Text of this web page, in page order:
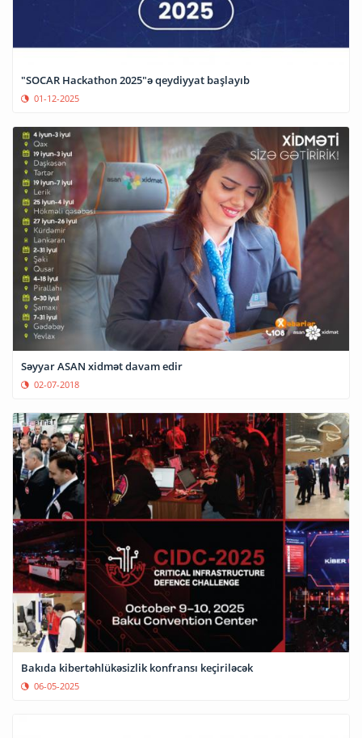
"SOCAR Hackathon 2025"ə qeydiyyat başlayıb
01-12-2025
Səyyar ASAN xidmət davam edir
02-07-2018
Bakıda kibertəhlükəsizlik konfransı keçiriləcək
06-05-2025